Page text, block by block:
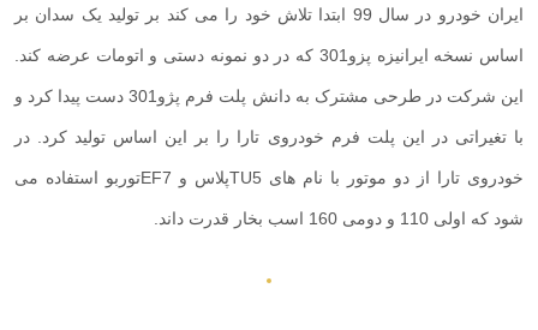
ایران خودرو در سال 99 ابتدا تلاش خود را می کند بر تولید یک سدان بر
اساس نسخه ایرانیزه پزو301 که در دو نمونه دستی و اتومات عرضه کند.
این شرکت در طرحی مشترک به دانش پلت فرم پژو301 دست پیدا کرد و
با تغیراتی در این پلت فرم خودروی تارا را بر این اساس تولید کرد. در
خودروی تارا از دو موتور با نام های TU5پلاس و EF7توربو استفاده می
شود که اولی 110 و دومی 160 اسب بخار قدرت داند.